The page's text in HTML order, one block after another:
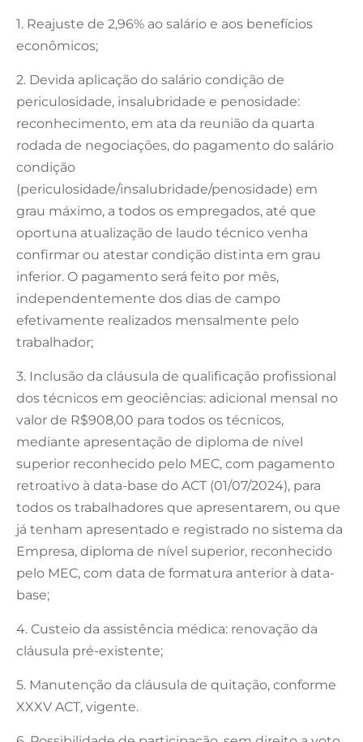
1. Reajuste de 2,96% ao salário e aos benefícios
econômicos;
2. Devida aplicação do salário condição de
periculosidade, insalubridade e penosidade:
reconhecimento, em ata da reunião da quarta
rodada de negociações, do pagamento do salário
condição
(periculosidade/insalubridade/penosidade) em
grau máximo, a todos os empregados, até que
oportuna atualização de laudo técnico venha
confirmar ou atestar condição distinta em grau
inferior. O pagamento será feito por mês,
independentemente dos dias de campo
efetivamente realizados mensalmente pelo
trabalhador;
3. Inclusão da cláusula de qualificação profissional
dos técnicos em geociências: adicional mensal no
valor de R$908,00 para todos os técnicos,
mediante apresentação de diploma de nível
superior reconhecido pelo MEC, com pagamento
retroativo à data-base do ACT (01/07/2024), para
todos os trabalhadores que apresentarem, ou que
já tenham apresentado e registrado no sistema da
Empresa, diploma de nível superior, reconhecido
pelo MEC, com data de formatura anterior à data-
base;
4. Custeio da assistência médica: renovação da
cláusula pré-existente;
5. Manutenção da cláusula de quitação, conforme
XXXV ACT, vigente.